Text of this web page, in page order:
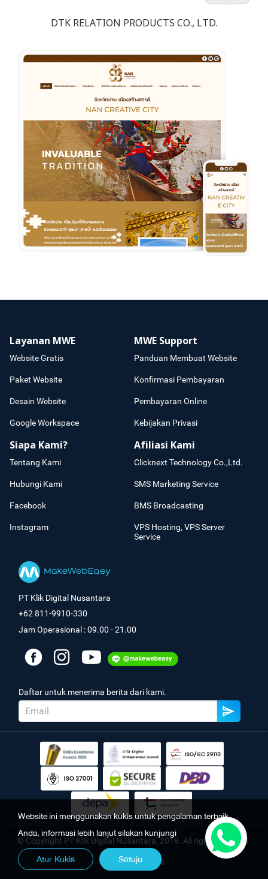
DTK RELATION PRODUCTS CO., LTD.
Layanan MWE
Website Gratis
Paket Website
Desain Website
Google Workspace
MWE Support
Panduan Membuat Website
Konfirmasi Pembayaran
Pembayaran Online
Kebijakan Privasi
Siapa Kami?
Tentang Kami
Hubungi Kami
Facebook
Instagram
Afiliasi Kami
Clicknext Technology Co.,Ltd.
SMS Marketing Service
BMS Broadcasting
VPS Hosting, VPS Server
Service
PT Klik Digital Nusantara
+62 811-9910-330
Jam Operasional : 09.00 - 21.00
Daftar untuk menerima berita dari kami.
© Copyright PT Klik Digital Nusantara, 2018. All rights reserved.
Kebijakan Pribadi
Website ini menggunakan kukis untuk pengalaman terbaik
Anda, informasi lebih lanjut silakan kunjungi
Atur Kukis Setuju